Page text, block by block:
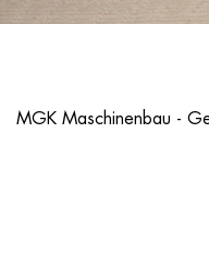
MGK Maschinenbau -